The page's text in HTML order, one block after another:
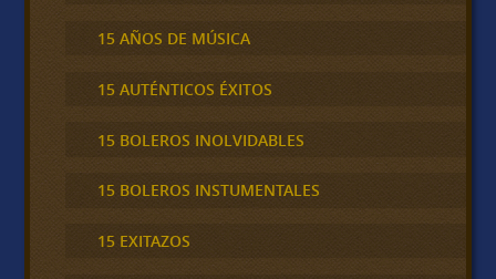
15 AÑOS DE MÚSICA
15 AUTÉNTICOS ÉXITOS
15 BOLEROS INOLVIDABLES
15 BOLEROS INSTUMENTALES
15 EXITAZOS